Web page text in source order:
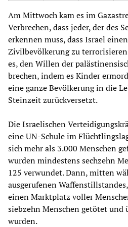
Am Mittwoch kam es im
Verbrechen, dass jeder, der des
erkennen muss, dass Israel
Zivilbevölkerung zu
es, den Willen der
brechen, indem es Kinder
eine ganze Bevölkerung in die
Steinzeit zurückversetzt.
Die Israelischen
eine UN-Schule im
sich mehr als 3.000 Menschen
wurden mindestens sechzehn
125 verwundet. Dann, mitten
ausgerufenen
einen Marktplatz voller
siebzehn Menschen getötet und
wurden.